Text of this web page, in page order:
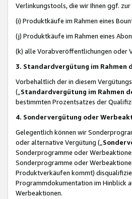
Verlinkungstools, die wir Ihnen ggf.
(i) Produktkäufe im Rahmen eines
(j) Produktkäufe im Rahmen eines
(k) alle Vorabveröffentlichungen oder
3. Standardvergütung im Rahmen
Vorbehaltlich der in diesem
(„ Standardvergütung im Rahmen
bestimmten Prozentsatzes der
4. Sondervergütung oder
Gelegentlich können wir
oder alternative Vergütung („
Sonderprogramme oder
Sonderprogramme oder
Produktverkäufen kommt)
Programmdokumentation im Hinblick
Werbeaktionen.